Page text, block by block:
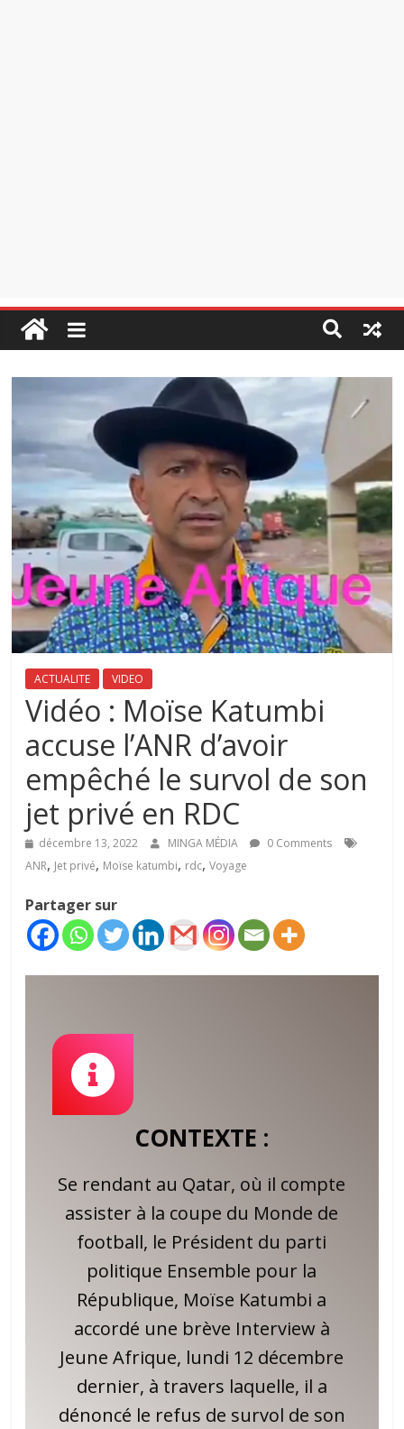
ACTUALITE VIDEO
Vidéo : Moïse Katumbi
accuse l’ANR d’avoir
empêché le survol de son
jet privé en RDC
décembre 13, 2022 MINGA MÉDIA
0 Comments
ANR, Jet privé, Moïse katumbi, rdc,Voyage
Partager sur
CONTEXTE :
Se rendant au Qatar, où il compte
assister à la coupe du Monde de
football, le Président du parti
politique Ensemble pour la
République, Moïse Katumbi a
accordé une brève Interview à
Jeune Afrique, lundi 12 décembre
dernier, à travers laquelle, il a
dénoncé le refus de survol de son